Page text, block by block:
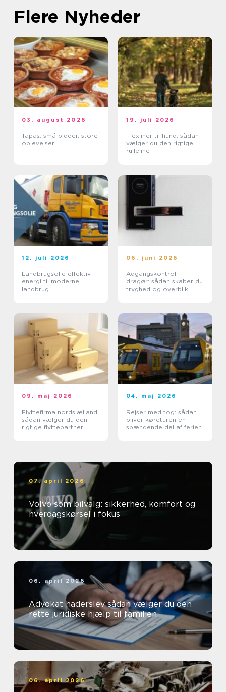
Flere Nyheder
03. august 2026
Tapas: små bidder, store
oplevelser
19. juli 2026
Flexliner til hund: sådan
vælger du den rigtige
rulleline
12. juli 2026
Landbrugsolie effektiv
energi til moderne
landbrug
06. juni 2026
Adgangskontrol i
dragør: sådan skaber du
tryghed og overblik
09. maj 2026
Flyttefirma nordsjælland
sådan vælger du den
rigtige flyttepartner
04. maj 2026
Rejser med tog: sådan
bliver køreturen en
spændende del af ferien
07. april 2026
Volvo som bilvalg: sikkerhed, komfort og
hverdagskørsel i fokus
06. april 2026
Advokat haderslev sådan vælger du den
rette juridiske hjælp til familien
06. april 2026